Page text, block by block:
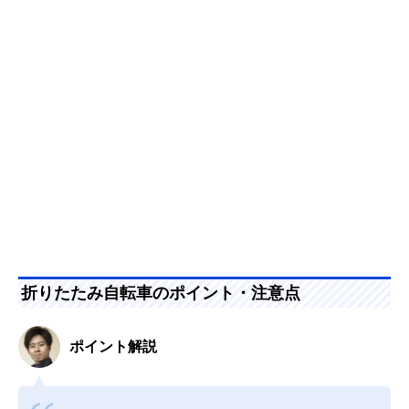
折りたたみ自転車のポイント・注意点
ポイント解説